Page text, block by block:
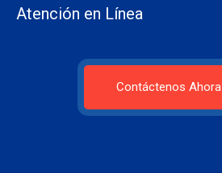
Atención en Línea
Contáctenos Ahora